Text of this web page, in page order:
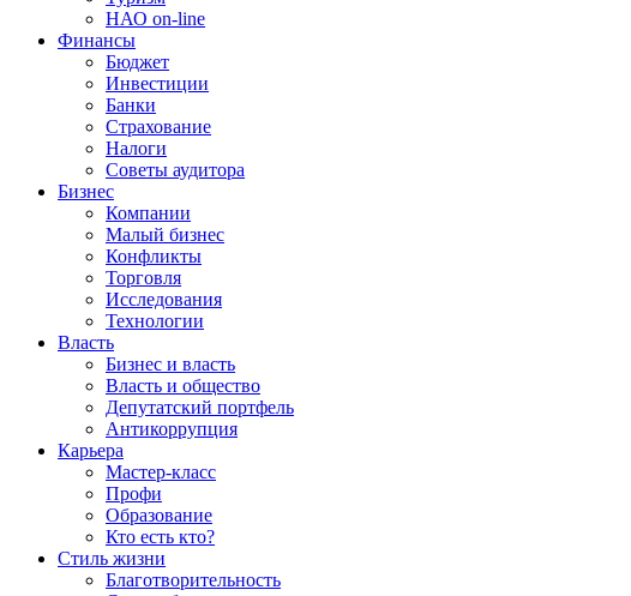
НАО on-line
Финансы
Бюджет
Инвестиции
Банки
Страхование
Налоги
Советы аудитора
Бизнес
Компании
Малый бизнес
Конфликты
Торговля
Исследования
Технологии
Власть
Бизнес и власть
Власть и общество
Депутатский портфель
Антикоррупция
Карьера
Мастер-класс
Профи
Образование
Кто есть кто?
Стиль жизни
Благотворительность